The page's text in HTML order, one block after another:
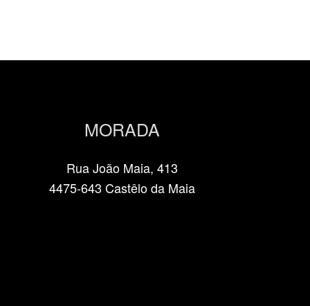
MORADA
Rua João Maia, 413
4475-643 Castêlo da Maia